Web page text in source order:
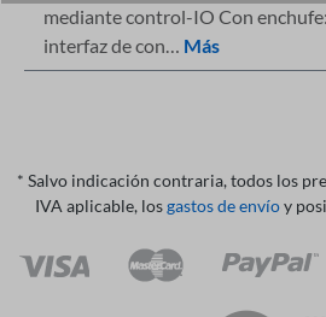
mediante control-IO Con
interfaz de con… Más
* Salvo indicación contraria, todos los
IVA aplicable, losgastos de envíoy